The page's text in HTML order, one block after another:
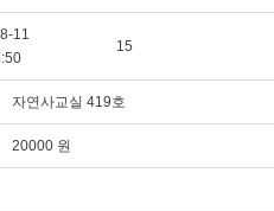
11
15
자연사교실 419호
20000 원